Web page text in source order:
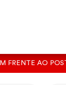
FRENTE AO